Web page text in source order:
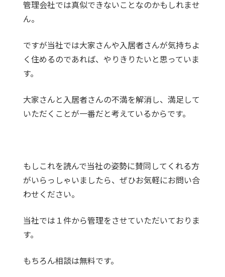
管理会社では真似できないことなのかもしれませ
ん。
ですが当社では大家さんや入居者さんが気持ちよ
く住めるのであれば、やりきりたいと思っていま
す。
大家さんと入居者さんの不満を解消し、満足して
いただくことが一番だと考えているからです。
もしこれを読んで当社の姿勢に賛同してくれる方
がいらっしゃいましたら、ぜひお気軽にお問い合
わせください。
当社では１件から管理をさせていただいておりま
す。
もちろん相談は無料です。